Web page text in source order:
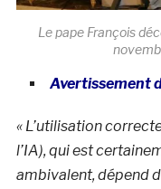
Le pape François
Avertissement
« L’utilisation
l’IA), qui est
ambivalent, dépend